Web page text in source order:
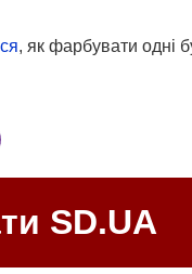
, як фарбувати одні
SD.UA